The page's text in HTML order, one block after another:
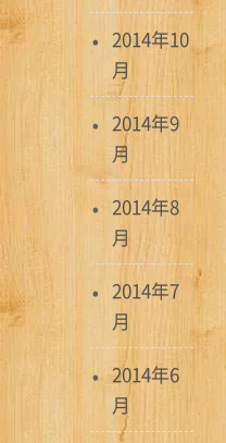
2014年10
月
2014年9
月
2014年8
月
2014年7
月
2014年6
月